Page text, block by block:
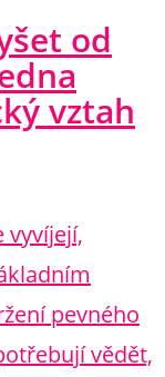
od
vztah
vyvíjejí,
pevného
vědět,